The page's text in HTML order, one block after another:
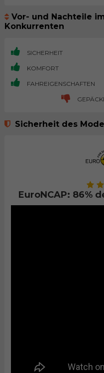
Vor- und Nachteile
Konkurrenten
SICHERHEIT
KOMFORT
FAHREIGENSCHAFTEN
Sicherheit des
EuroNCAP: 86%